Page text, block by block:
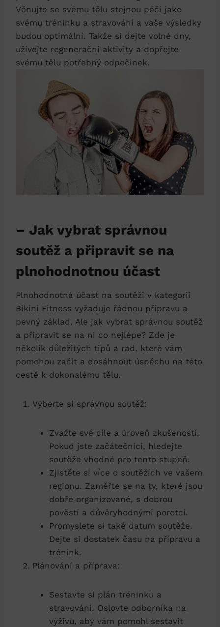
Věnujte⁣ se​ svému tělu stejnou​ péči‍ jako⁤
svému tréninku a stravování a vaše výsledky
budou ⁢optimální. Takže si dejte volné ⁢dny,
užívejte regenerační⁣ aktivity a dopřejte
svému tělu potřebný​ odpočinek.
– Jak vybrat⁣ správnou​
soutěž a připravit se na⁣
plnohodnotnou účast
Plnohodnotná ⁢účast na ​soutěži v kategorii
Bikini⁤ Fitness vyžaduje řádnou ‌přípravu a
pevný základ. Ale jak vybrat‌ správnou soutěž
a⁣ připravit se na ni co nejlépe? Zde je
několik důležitých tipů ⁣a rad, které vám
pomohou⁢ začít a⁤ dosáhnout úspěchu ⁣na této
cestě k dokonalému tělu.
Vyberte si správnou​ soutěž:
Zvažte své ⁣cíle​ a úroveň ‍zkušeností.​
Pokud jste začátečníci, hledejte
soutěže vhodné pro tento stupeň.
Zjistěte ⁣si více o⁣ soutěžích ve vašem⁣
regionu. Zaměřte ⁤se na⁣ ty, které jsou
dobře organizované,⁢ s dobrou
pověstí a důvěryhodnými porotci.
Promyslete si‍ také datum soutěže.‌
Dejte si dostatek času na přípravu a
trénink.
Plánování a příprava:
Sestavte si plán tréninku a
stravování. Oslovte odborníka⁣ na
výživu, aby ⁣vám‍ pomohl sestavit